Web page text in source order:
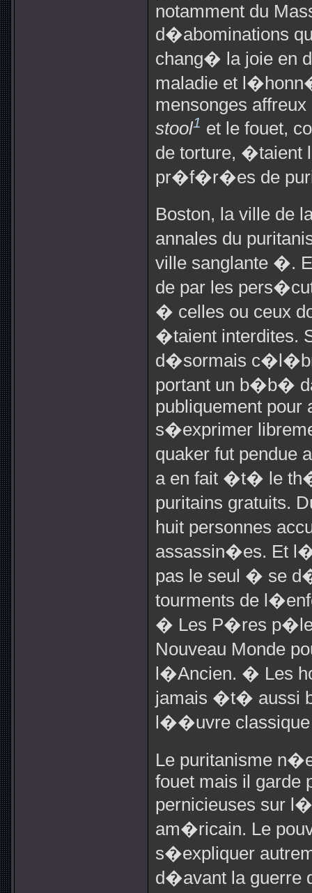
notamment du
d�abominations
chang� la joie en
maladie et
mensonges
stool1 et le fouet,
de torture, �taient
pr�f�r�es de
Boston, la ville de
annales du
ville sanglante �.
de par les
� celles ou ceux
�taient interdites.
d�sormais
portant un b�b�
publiquement pour
s�exprimer
quaker fut pendue
a en fait �t� le
puritains gratuits.
huit personnes
assassin�es. Et
pas le seul � se
tourments de
� Les P�res
Nouveau Monde
l�Ancien. � Les
jamais �t� aussi
l��uvre
Le puritanisme
fouet mais il garde
pernicieuses sur
am�ricain. Le
s�expliquer
d�avant la guerre